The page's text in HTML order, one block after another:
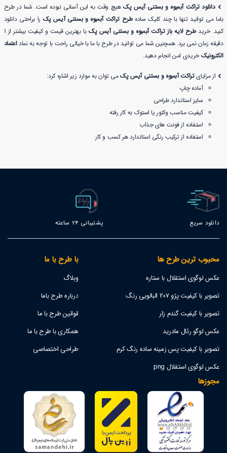
دانلود تراکت آبمیوه و بستنی آیس پکهیچ وقت به این آسانی نبوده است. شما در طرح
باما می توانید تنها با چند کلیک سادهطرح تراکت آبمیوه و بستنی آیس پک را براحتی دانلود
کنید. خریدطرح لایه باز تراکت آبمیوه و بستنی آیس پک
با بهترین قیمت و کیفیت بیشتر از 1
دقیقه زمان نمی برد. همچنین شما می توانید در طرح با ما با خیالی راحت با توجه به نماداعتماد
الکترونیک خریدی امن انجام دهید.
از مزایایتراکت آبمیوه و بستنی آیس پکمی توان به موارد زیر اشاره کرد:
آماده چاپ
سایز استاندارد طراحی
کیفیت مناسب وکتور یا استوک به کار رفته
استفاده از فونت های جذاب
استفاده از ترکیب رنگی استاندارد هر کسب و کار
دانلود سریع پشتیبانی 24 ساعته
محبوب ترین طرح ها
عکس لوگوی استقلال با ستاره
تصویر با کیفیت پژو 207 البالویی رنگ
تصویر با کیفیت گندم زار
عکس لوگو رئال مادرید
تصویر با کیفیت پس زمینه ساده رنگ کرم
عکس لوگوی استقلال png
با طرح با ما
وبلاگ
درباره طرح باما
قوانین طرح با ما
همکاری با طرح با ما
طراحی اختصاصی
مجوزها